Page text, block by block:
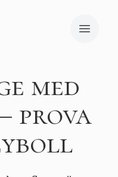
med
prova